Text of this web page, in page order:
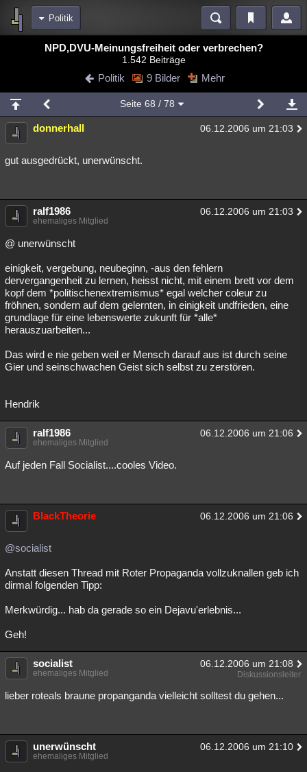
Politik
Blogs Videos
Chat Wiki Neuigkeiten
meine Rubriken
Menschen Wissenschaft Mystery Kriminalfälle
Spiritualität Verschwörungen
weitere Rubriken
Philosophie Träume
Musik Clash Verbesserungen Allmystery English
Übersichten
Besucht Teilgenommen Alle Neue
Lesenswert Schlüsselwörter
NPD,DVU-Meinungsfreiheit oder verbrechen?
1.542 Beiträge
Politik 9 Bilder Mehr
Seite 68 / 78
donnerhall 06.12.2006 um 21:03
gut ausgedrückt, unerwünscht.
ralf1986 06.12.2006 um 21:03
ehemaliges Mitglied
@ unerwünscht
einigkeit, vergebung, neubeginn, -aus den fehlern
dervergangenheit zu lernen, heisst nicht, mit einem brett vor dem
kopf dem *politischenextremismus* egal welcher coleur zu
fröhnen, sondern auf dem gelernten, in einigkeit undfrieden, eine
grundlage für eine lebenswerte zukunft für *alle*
herauszuarbeiten...
Das wird e nie geben weil er Mensch darauf aus ist durch seine
Gier und seinschwachen Geist sich selbst zu zerstören.
Hendrik
ralf1986 06.12.2006 um 21:06
ehemaliges Mitglied
Auf jeden Fall Socialist....cooles Video.
BlackTheorie 06.12.2006 um 21:06
@socialist
Anstatt diesen Thread mit Roter Propaganda vollzuknallen geb ich
dirmal folgenden Tipp:
Merkwürdig... hab da gerade so ein Dejavu'erlebnis...
Geh!
socialist 06.12.2006 um 21:08
ehemaliges Mitglied Diskussionsleiter
lieber roteals braune propanganda vielleicht solltest du gehen...
unerwünscht 06.12.2006 um 21:10
ehemaliges Mitglied